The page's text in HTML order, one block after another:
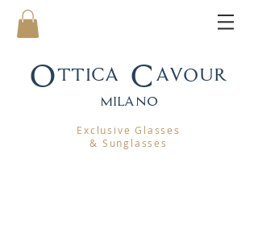
Ottica Cavour
milano
Exclusive Glasses
& Sunglasses